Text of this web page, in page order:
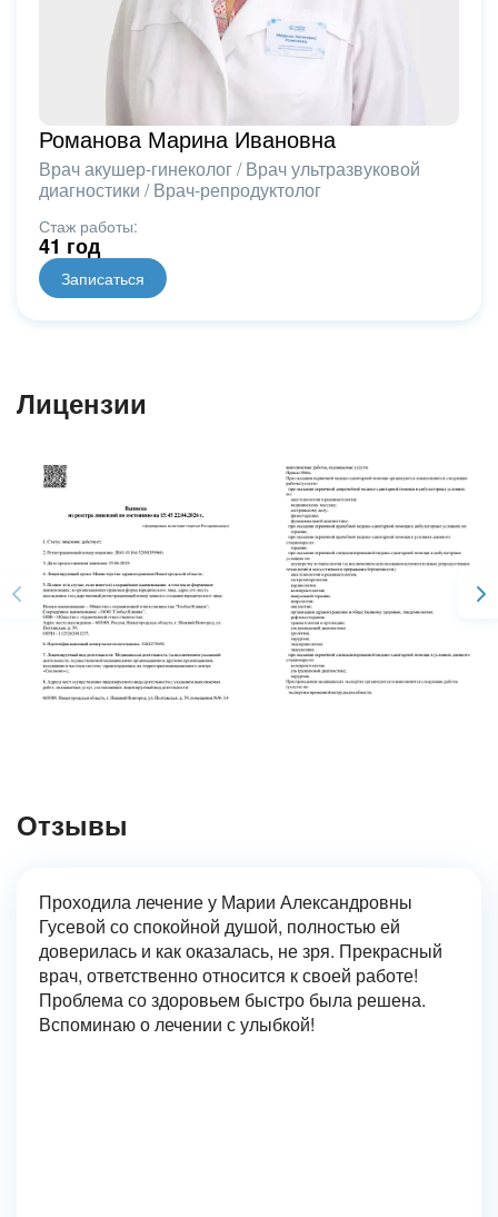
Романова Марина Ивановна
Врач акушер-гинеколог / Врач ультразвуковой
диагностики / Врач-репродуктолог
Стаж работы:
41 год
Записаться
Лицензии
Отзывы
Проходила лечение у Марии Александровны
Гусевой со спокойной душой, полностью ей
доверилась и как оказалась, не зря. Прекрасный
врач, ответственно относится к своей работе!
Проблема со здоровьем быстро была решена.
Вспоминаю о лечении с улыбкой!